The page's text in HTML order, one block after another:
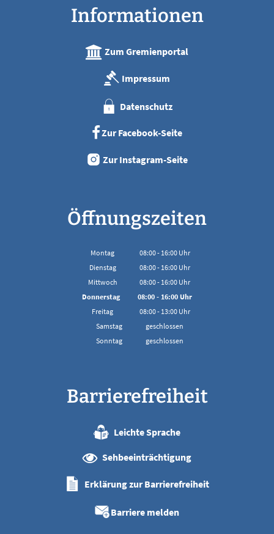
Informationen
Zum Gremienportal
Impressum
Datenschutz
Zur Facebook-Seite
Zur Instagram-Seite
Öffnungszeiten
Montag 08:00- 16:00Uhr
Von 08:00 bis 16:00 Uhr
Dienstag 08:00- 16:00Uhr
Von 08:00 bis 16:00 Uhr
Mittwoch 08:00- 16:00Uhr
Von 08:00 bis 16:00 Uhr
Donnerstag 08:00- 16:00Uhr
Von 08:00 bis 16:00 Uhr
Freitag 08:00- 13:00Uhr
Von 08:00 bis 13:00 Uhr
Samstag
geschlossen
Sonntag
geschlossen
Barrierefreiheit
Leichte Sprache
Sehbeeinträchtigung
Erklärung zur Barrierefreiheit
Barriere melden